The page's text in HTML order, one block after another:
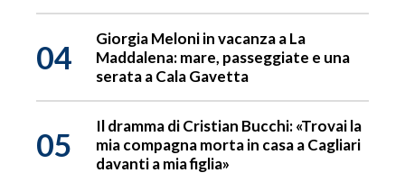
04
Giorgia Meloni in vacanza a La
Maddalena: mare, passeggiate e una
serata a Cala Gavetta
05
Il dramma di Cristian Bucchi: «Trovai la
mia compagna morta in casa a Cagliari
davanti a mia figlia»